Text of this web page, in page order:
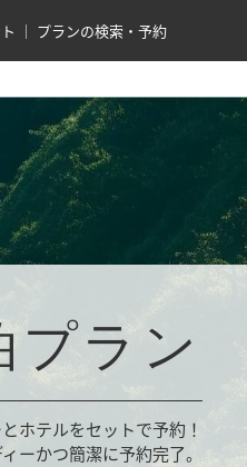
プランの検索・予約
プラン
ホテルをセットで予約！
ーかつ簡潔に予約完了。